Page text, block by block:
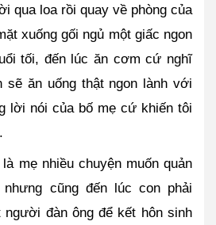
qua loa rồi quay về phòng của
xuống gối ngủ một giấc ngon
tối, đến lúc ăn cơm cứ nghĩ
sẽ ăn uống thật ngon lành với
lời nói của bố mẹ cứ khiến tôi
mẹ nhiều chuyện muốn quản
cũng đến lúc con phải
người đàn ông để kết hôn sinh